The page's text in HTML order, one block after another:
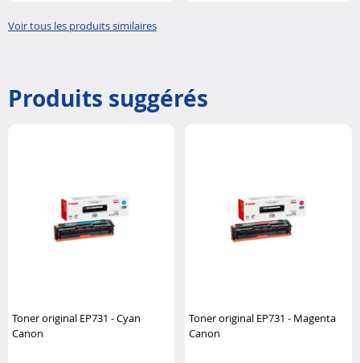
Voir tous les produits similaires
Produits suggérés
Toner original EP731 - Cyan
Canon
Toner original EP731 - Magenta
Canon